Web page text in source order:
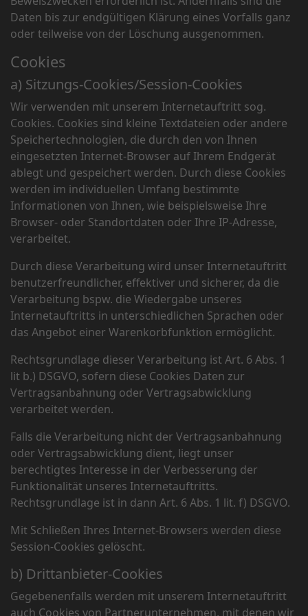
Daten bis zur endgültigen Klärung eines Vorfalls ganz
oder teilweise von der Löschung ausgenommen.
Cookies
a) Sitzungs-Cookies/Session-Cookies
Wir verwenden mit unserem Internetauftritt sog.
Cookies. Cookies sind kleine Textdateien oder andere
Speichertechnologien, die durch den von Ihnen
eingesetzten Internet-Browser auf Ihrem Endgerät
ablegt und gespeichert werden. Durch diese Cookies
werden im individuellen Umfang bestimmte
Informationen von Ihnen, wie beispielsweise Ihre
Browser- oder Standortdaten oder Ihre IP-Adresse,
verarbeitet.
Durch diese Verarbeitung wird unser Internetauftritt
benutzerfreundlicher, effektiver und sicherer, da die
Verarbeitung bspw. die Wiedergabe unseres
Internetauftritts in unterschiedlichen Sprachen oder
das Angebot einer Warenkorbfunktion ermöglicht.
Rechtsgrundlage dieser Verarbeitung ist Art. 6 Abs. 1
lit b.) DSGVO, sofern diese Cookies Daten zur
Vertragsanbahnung oder Vertragsabwicklung
verarbeitet werden.
Falls die Verarbeitung nicht der Vertragsanbahnung
oder Vertragsabwicklung dient, liegt unser
berechtigtes Interesse in der Verbesserung der
Funktionalität unseres Internetauftritts.
Rechtsgrundlage ist in dann Art. 6 Abs. 1 lit. f) DSGVO.
Mit Schließen Ihres Internet-Browsers werden diese
Session-Cookies gelöscht.
b) Drittanbieter-Cookies
Gegebenenfalls werden mit unserem Internetauftritt
auch Cookies von Partnerunternehmen, mit denen wir